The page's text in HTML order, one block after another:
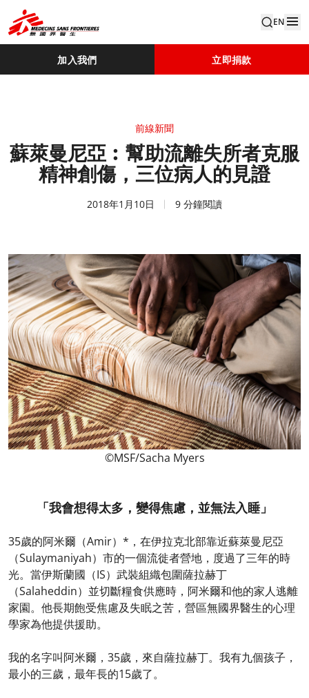
EN
加入我們 立即捐款
前線新聞
蘇萊曼尼亞︰幫助流離失所者克服
精神創傷，三位病人的見證
2018年1月10日 9 分鐘閱讀
©MSF/Sacha Myers
「我會想得太多，變得焦慮，並無法入睡」
35歲的阿米爾（Amir）*，在伊拉克北部靠近蘇萊曼尼亞
（Sulaymaniyah）市的一個流徙者營地，度過了三年的時
光。當伊斯蘭國（IS）武裝組織包圍薩拉赫丁
（Salaheddin）並切斷糧食供應時，阿米爾和他的家人逃離
家園。他長期飽受焦慮及失眠之苦，營區無國界醫生的心理
學家為他提供援助。
我的名字叫阿米爾，35歲，來自薩拉赫丁。我有九個孩子，
最小的三歲，最年長的15歲了。